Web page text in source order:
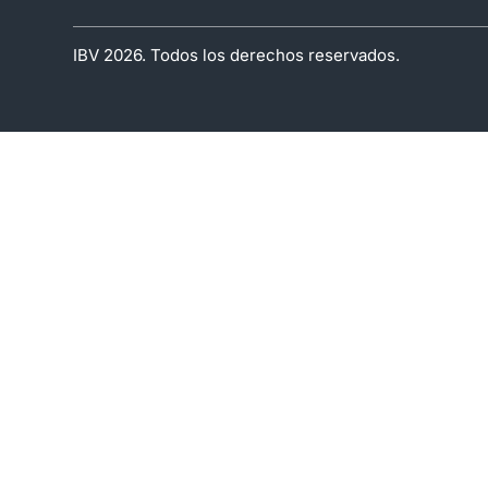
IBV 2026. Todos los derechos reservados.